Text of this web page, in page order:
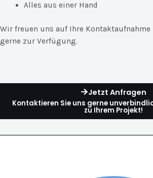
Alles aus einer Hand
Wir freuen uns auf Ihre Kontaktaufnahme
gerne zur Verfügung.
Jetzt Anfragen
Kontaktieren Sie uns gerne
zu Ihrem Projekt!